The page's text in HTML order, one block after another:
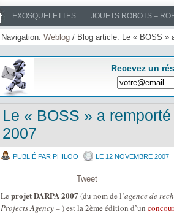
EXOSQUELETTES JOUETS ROBOTS –
>> ROBOTS
Navigation: Weblog / Blog article: Le « BOSS »
Recevez un
Le « BOSS » a
2007
PUBLIÉ PAR PHILOO LE 12 NOVEMBRE 2007
Tweet
Le projet DARPA 2007 (du nom de l’agence de
Projects Agency– ) est la 2ème édition d’un